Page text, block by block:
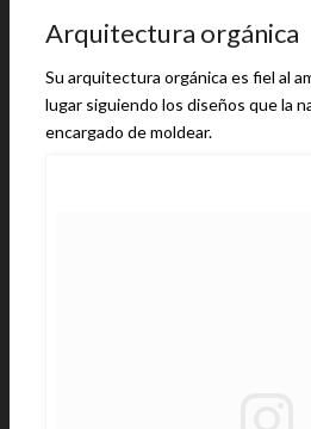
Arquitectura orgánica
Su arquitectura orgánica es fiel al
lugar siguiendo los diseños que la
encargado de moldear.